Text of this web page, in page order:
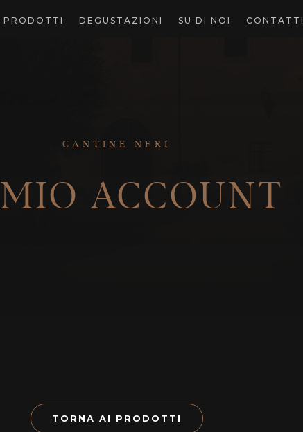
PRODOTTI DEGUSTAZIONI SU DI NOI CONTATTI
CANTINE NERI
ACCOUNT
TORNA AI PRODOTTI